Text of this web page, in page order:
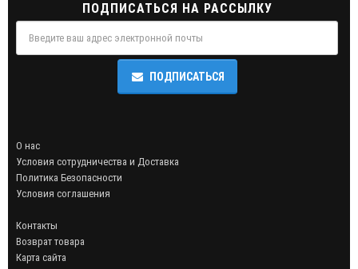
изготовлен из высококачественной кожи черного цвета. По краю
ошейника проходит оторочка, что обеспечивает комфортное
использование при ношении девайса. Кокетливость и яркость
лаконичному изделию придаёт объемный бантик из лаковой кожи
красного цвета. Отрегулировать размер ошейника можно при
помощи металлической пряжк..
ПОДПИСАТЬСЯ НА РАССЫЛКУ
ПОДПИСАТЬСЯ
О нас
Условия сотрудничества и Доставка
Политика Безопасности
Условия соглашения
Контакты
Возврат товара
Карта сайта